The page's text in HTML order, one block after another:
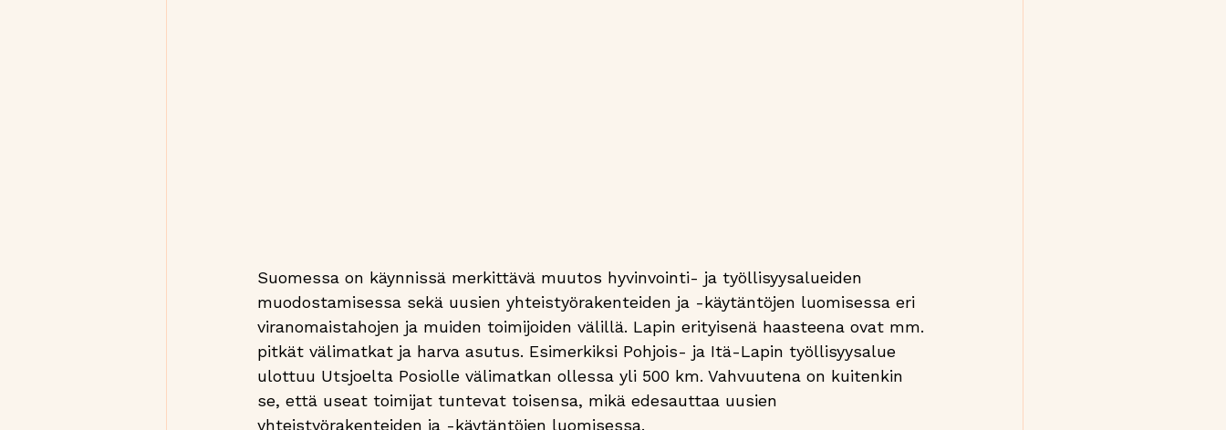
Suomessa on käynnissä merkittävä muutos hyvinvointi- ja työllisyysalueiden
muodostamisessa sekä uusien yhteistyörakenteiden ja -käytäntöjen luomisessa eri
viranomaistahojen ja muiden toimijoiden välillä. Lapin erityisenä haasteena ovat mm.
pitkät välimatkat ja harva asutus. Esimerkiksi Pohjois- ja Itä-Lapin työllisyysalue
ulottuu Utsjoelta Posiolle välimatkan ollessa yli 500 km. Vahvuutena on kuitenkin
se, että useat toimijat tuntevat toisensa, mikä edesauttaa uusien
yhteistyörakenteiden ja -käytäntöjen luomisessa.